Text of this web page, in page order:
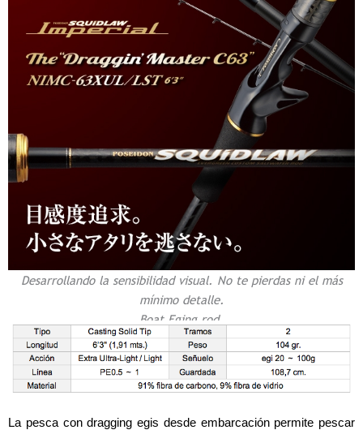
Desarrollando la sensibilidad visual. No te pierdas ni el más
mínimo detalle.
Boat Eging rod.
La pesca con dragging egis desde embarcación permite pescar